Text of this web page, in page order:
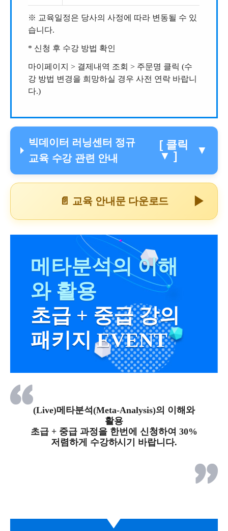
※ 교육일정은 당사의 사정에 따라 변동될 수 있
습니다.
* 신청 후 수강 방법 확인
마이페이지 > 결제내역 조회 > 주문명 클릭 (수
강 방법 변경을 희망하실 경우 사전 연락 바랍니
다.)
빅데이터 러닝센터 정규
교육 수강 관련 안내
[ 클릭
▼ ]
▼
📄 교육 안내문 다운로드 ▶
메타분석의 이해
와 활용
초급 + 중급 강의
패키지 EVENT
(Live)메타분석(Meta-Analysis)의 이해와
활용
초급 + 중급 과정을 한번에 신청하여 30%
저렴하게 수강하시기 바랍니다.